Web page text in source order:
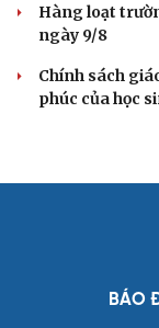
Hàng loạt
ngày 9/8
Chính sách
phúc của học
BÁO